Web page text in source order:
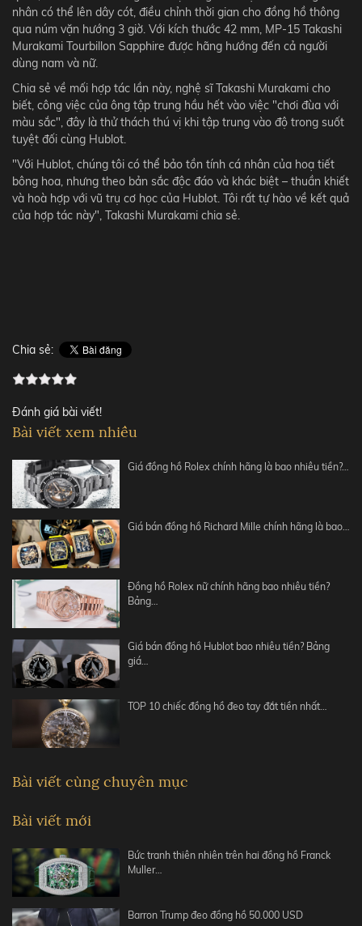
nhân có thể lên dây cót, điều chỉnh thời gian cho đồng hồ thông
qua núm vặn hướng 3 giờ. Với kích thước 42 mm, MP-15 Takashi
Murakami Tourbillon Sapphire được hãng hướng đến cả người
dùng nam và nữ.
Chia sẻ về mối hợp tác lần này, nghệ sĩ Takashi Murakami cho
biết, công việc của ông tập trung hầu hết vào việc "chơi đùa với
màu sắc", đây là thử thách thú vị khi tập trung vào độ trong suốt
tuyệt đối cùng Hublot.
"Với Hublot, chúng tôi có thể bảo tồn tính cá nhân của hoạ tiết
bông hoa, nhưng theo bản sắc độc đáo và khác biệt – thuần khiết
và hoà hợp với vũ trụ cơ học của Hublot. Tôi rất tự hào về kết quả
của hợp tác này", Takashi Murakami chia sẻ.
Chia sẻ:
Đánh giá bài viết!
Bài viết xem nhiều
Giá đồng hồ Rolex chính hãng là bao nhiêu tiền?…
Giá bán đồng hồ Richard Mille chính hãng là bao…
Đồng hồ Rolex nữ chính hãng bao nhiêu tiền?
Bảng…
Giá bán đồng hồ Hublot bao nhiêu tiền? Bảng
giá…
TOP 10 chiếc đồng hồ đeo tay đắt tiền nhất…
Bài viết cùng chuyên mục
Bài viết mới
Bức tranh thiên nhiên trên hai đồng hồ Franck
Muller…
Barron Trump đeo đồng hồ 50.000 USD